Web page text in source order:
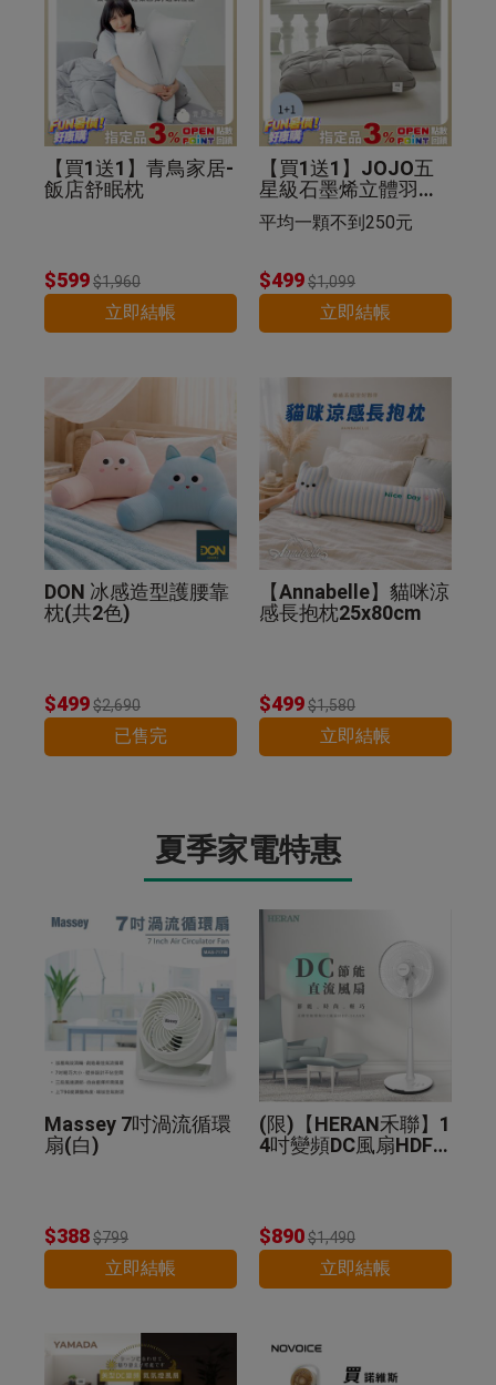
【買1送1】青鳥家居-
飯店舒眠枕
$599$1,960
立即結帳
【買1送1】JOJO五
星級石墨烯立體羽絲
絨枕(紐花枕)
平均一顆不到250元
$499$1,099
立即結帳
DON 冰感造型護腰靠
枕(共2色)
$499$2,690
已售完
【Annabelle】貓咪涼
感長抱枕25x80cm
$499$1,580
立即結帳
夏季家電特惠
Massey 7吋渦流循環
扇(白)
$388$799
立即結帳
(限)【HERAN禾聯】1
4吋變頻DC風扇HDF-1
$890$1,490
立即結帳